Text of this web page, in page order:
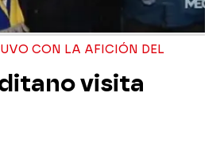
CON LA AFICIÓN DEL
visita